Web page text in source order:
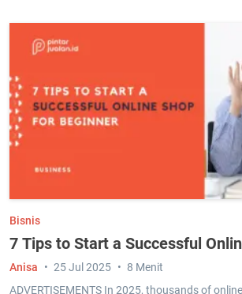
Bisnis
7 Tips to Start a Successful
ADVERTISEMENTS In 2025, thousands of
Anisa 25 Jul 2025 8 Menit